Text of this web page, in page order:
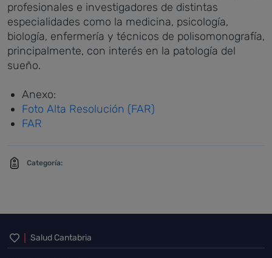
profesionales e investigadores de distintas
especialidades como la medicina, psicología,
biología, enfermería y técnicos de polisomonografía,
principalmente, con interés en la patología del
sueño.
Anexo:
Foto Alta Resolución (FAR)
FAR
Categoría:
Inicio del pie de página
Salud Cantabria